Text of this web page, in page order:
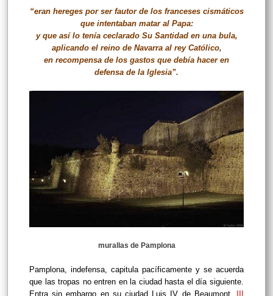
“eran hereges por ser fautor de los franceses cismáticos
que intentaban matar al Papa:
y que así lo tenía ceclarado Su Santidad en una bula,
aplicando el reino de Navarra al rey Católico,
en recompensa de los gastos que debía hacer en
defensa de la Iglesia”.
murallas de Pamplona
Pamplona, indefensa, capitula pacíficamente y se acuerda
que las tropas no entren en la ciudad hasta el día siguiente.
Entra sin embargo en su ciudad Luis IV de Beaumont, III